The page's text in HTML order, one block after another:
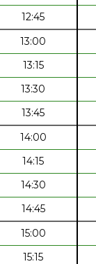
12:45
13:00
13:15
13:30
13:45
14:00
14:15
14:30
14:45
15:00
15:15